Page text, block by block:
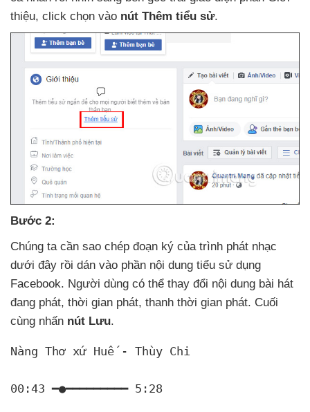
thiệu, click chọn vào nút Thêm tiểu sử.
Bước 2:
Chúng ta cần sao chép đoạn ký của trình phát nhạc
dưới đây rồi dán vào phần nội dung tiểu sử dụng
Facebook. Người dùng có thể thay đổi nội dung bài hát
đang phát, thời gian phát, thanh thời gian phát. Cuối
cùng nhấn nút Lưu.
Nàng Thơ xứ Huế - Thùy Chi
00:43 ━●━━━━━━━━━ 5:28